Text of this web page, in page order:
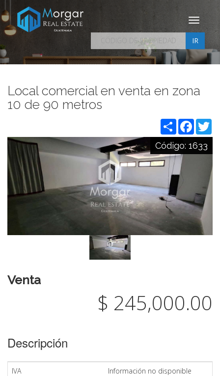
Toggle
IR
Local comercial en venta en zona
10 de 90 metros
Share
Código: 1633
Venta
$ 245,000.00
Descripción
IVA
Información no disponible